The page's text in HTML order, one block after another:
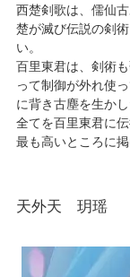
西楚剣歌は、儒仙
楚が滅び伝説の剣
い。
百里東君は、剣術
って制御が外れ使
に背き古塵を生か
全てを百里東君に
最も高いところに
天外天 玥瑶